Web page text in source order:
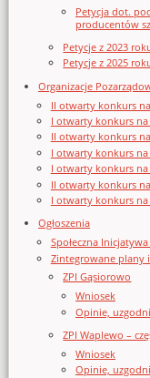
Petycja dot.
producentów
Petycje z 2023
Petycje z 2025
Organizacje
II otwarty konkurs
I otwarty konkurs na
II otwarty konkurs
I otwarty konkurs na
I otwarty konkurs na
II otwarty konkurs
I otwarty konkurs na
Ogłoszenia
Społeczna
Zintegrowane plany
ZPI Gąsiorowo
Wniosek
Opinie,
ZPI Waplewo –
Wniosek
Opinie,